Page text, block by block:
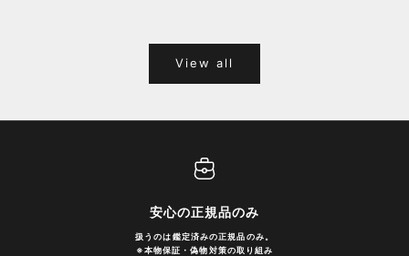
View all
安心の正規品のみ
扱うのは鑑定済みの正規品のみ。
※本物保証・偽物対策の取り組み